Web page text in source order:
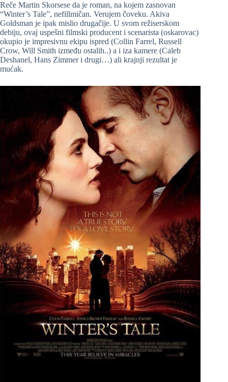
Reče Martin Skorsese da je roman, na kojem zasnovan
“Winter’s Tale”, nefillmičan. Verujem čoveku. Akiva
Goldsman je ipak mislio drugačije. U svom režiserskom
debiju, ovaj uspešni filmski producent i scenarista (oskarovac)
okupio je impresivnu ekipu ispred (Collin Farrel, Russell
Crow, Will Smith između ostalih..) a i iza kamere (Caleb
Deshanel, Hans Zimmer i drugi…) ali krajnji rezultat je
mućak.